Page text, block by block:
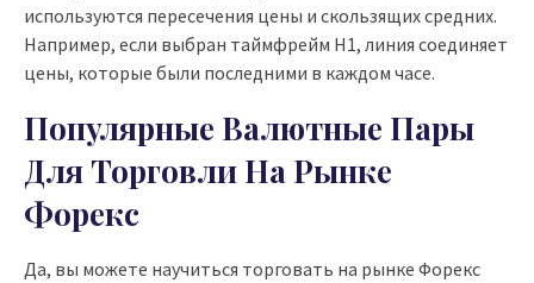
используются пересечения цены и скользящих средних.
Например, если выбран таймфрейм H1, линия соединяет
цены, которые были последними в каждом часе.
Популярные Валютные Пары
Для Торговли На Рынке
Форекс
Да, вы можете научиться торговать на рынке Форекс